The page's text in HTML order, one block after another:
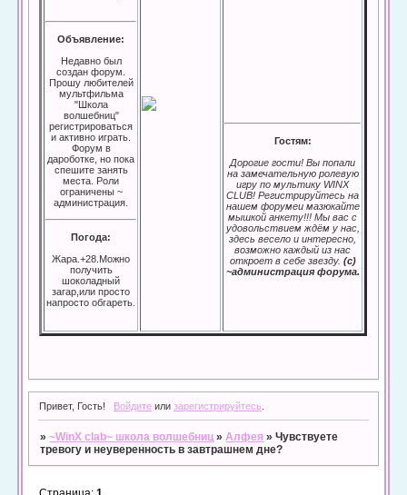
Объявление:
Недавно был
создан форум.
Прошу любителей
мультфильма
"Школа
волшебниц"
регистрироваться
и активно играть.
Форум в
дароботке, но пока
спешите занять
места. Роли
ограничены ~
администрация.
Погода:
Жара.+28.Можно
получить
шоколадный
загар,или просто
напросто обгареть.
Гостям:
Дорогие гости! Вы попали
на замечательную ролевую
игру по мультику WINX
CLUB! Регистрируйтесь на
нашем форумеи мазюкайте
мышкой анкету!!! Мы вас с
удовольствием ждём у нас,
здесь весело и интересно,
возможно каждый из нас
откроет в себе звезду. (с)
~администрация форума.
Привет, Гость! Войдитеили зарегистрируйтесь
»~WinX clab~ школа волшебниц »Алфея »Чувствуете
тревогу и неуверенность в завтрашнем дне?